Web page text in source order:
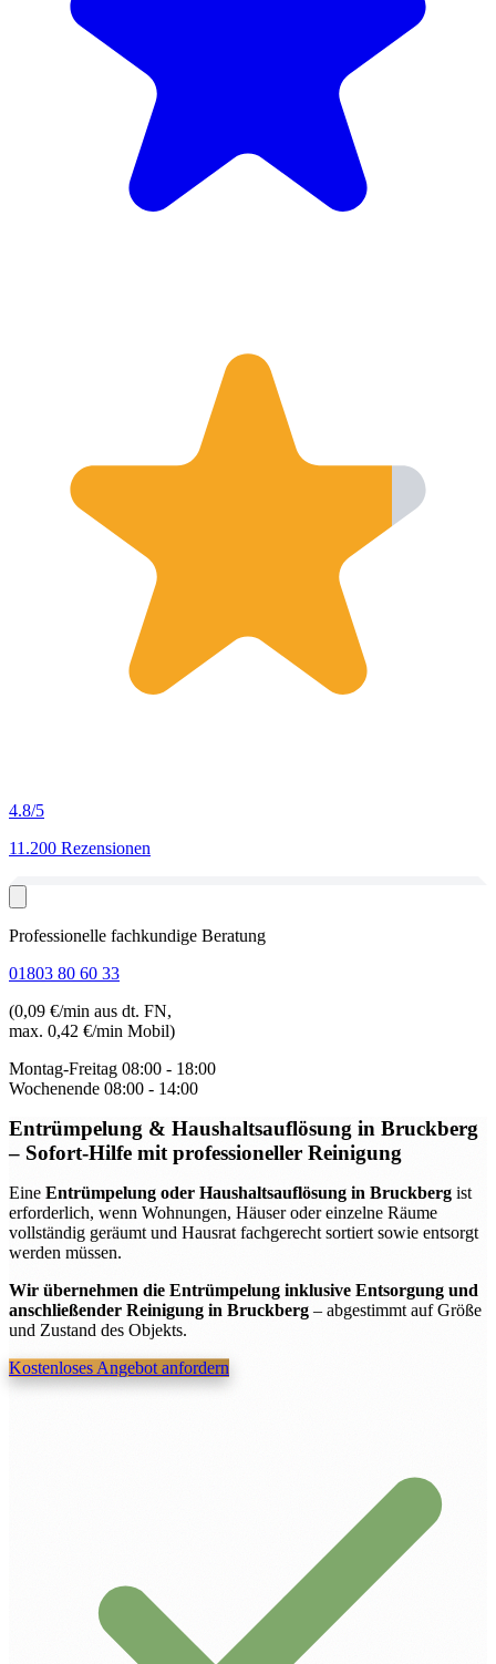
4.8/5
11.200 Rezensionen
Professionelle fachkundige Beratung
01803 80 60 33
(0,09 €/min aus dt. FN,
max. 0,42 €/min Mobil)
Montag-Freitag 08:00 - 18:00
Wochenende 08:00 - 14:00
Entrümpelung & Haushaltsauflösung in Bruckberg
– Sofort-Hilfe mit professioneller Reinigung
Eine Entrümpelung oder Haushaltsauflösung in Bruckberg ist
erforderlich, wenn Wohnungen, Häuser oder einzelne Räume
vollständig geräumt und Hausrat fachgerecht sortiert sowie entsorgt
werden müssen.
Wir übernehmen die Entrümpelung inklusive Entsorgung und
anschließender Reinigung in Bruckberg – abgestimmt auf Größe
und Zustand des Objekts.
Kostenloses Angebot anfordern